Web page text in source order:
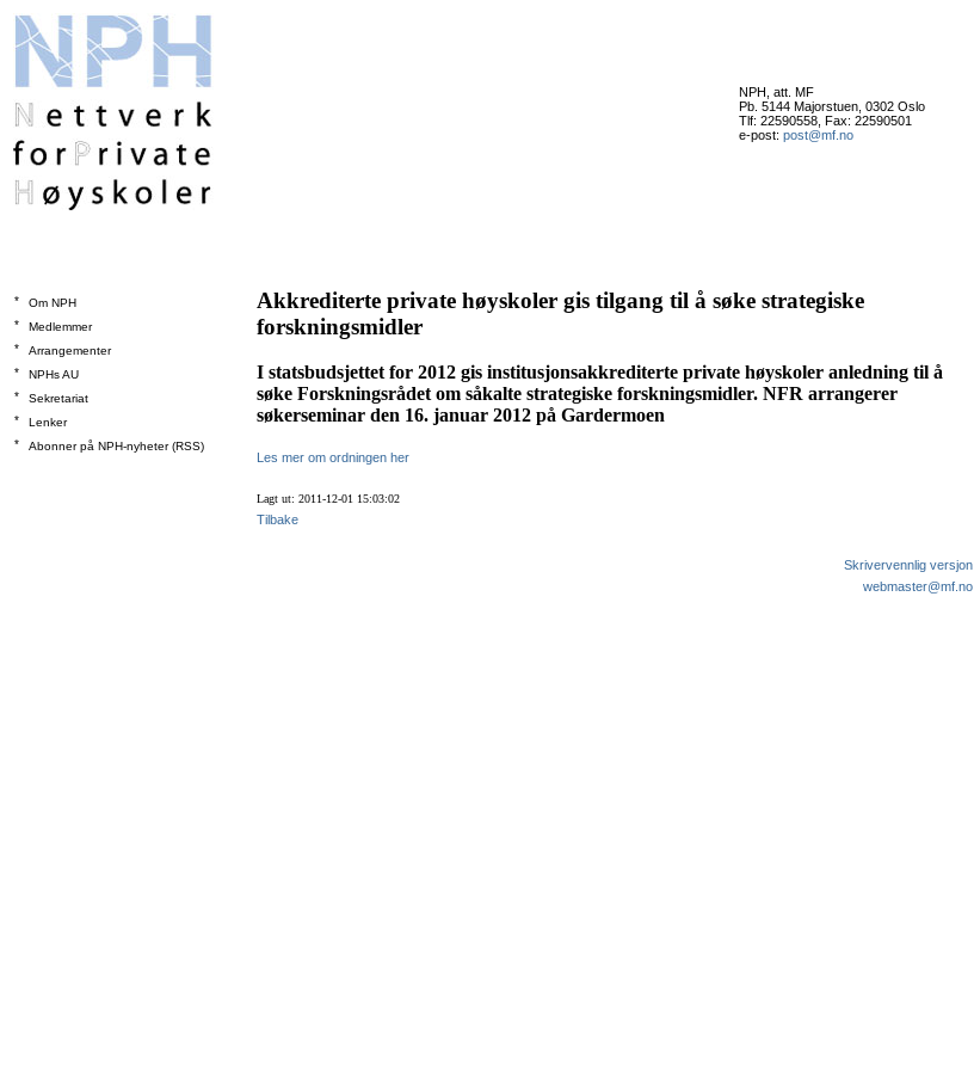
NPH, att. MF
Pb. 5144 Majorstuen, 0302 Oslo
Tlf: 22590558, Fax: 22590501
e-post: post@mf.no
*
Om NPH
*
Medlemmer
*
Arrangementer
*
NPHs AU
*
Sekretariat
*
Lenker
*
Abonner på NPH-nyheter (RSS)
Akkrediterte private høyskoler gis tilgang til å søke strategiske
forskningsmidler
I statsbudsjettet for 2012 gis institusjonsakkrediterte private høyskoler anledning til å
søke Forskningsrådet om såkalte strategiske forskningsmidler. NFR arrangerer
søkerseminar den 16. januar 2012 på Gardermoen
Les mer om ordningen her
Lagt ut: 2011-12-01 15:03:02
Tilbake
Skrivervennlig versjon
webmaster@mf.no